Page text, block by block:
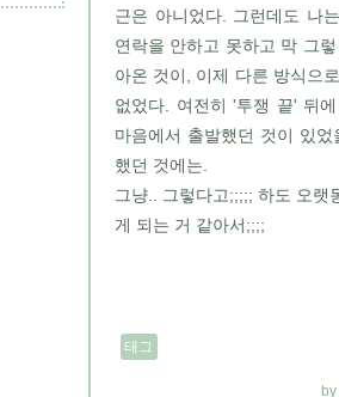
근은 아니었다. 그런데도 나
연락을 안하고 못하고 막 그
아온 것이, 이제 다른 방식으
없었다. 여전히 '투쟁 끝' 뒤
마음에서 출발했던 것이 있
했던 것에는.
그냥.. 그렇다고;;;;; 하도 오랫
게 되는 거 같아서;;;;
태그